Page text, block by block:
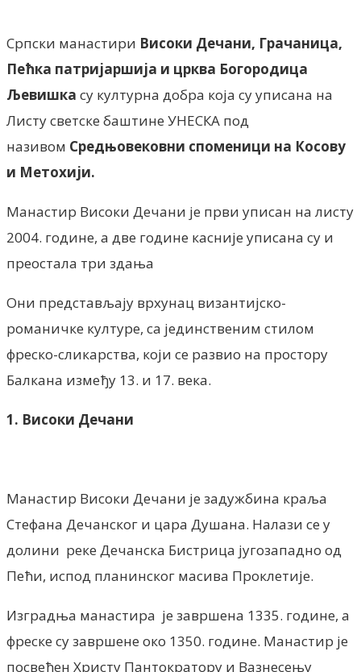
Српски манастири Високи Дечани, Грачаница,
Пећка патријаршија и црква Богородица
Љевишка су културна добра која су уписана на
Листу светске баштине УНЕСКА под
називом Средњовековни споменици на Косову
и Метохији.
Манастир Високи Дечани је први уписан на листу
2004. године, а две године касније уписана су и
преостала три здања
Они представљају врхунац византијско-
романичке културе, са јединственим стилом
фреско-сликарства, који се развио на простору
Балкана између 13. и 17. века.
1. Високи Дечани
Манастир Високи Дечани је задужбина краља
Стефана Дечанског и цара Душана. Налази се у
долини реке Дечанска Бистрица југозападно од
Пећи, испод планинског масива Проклетије.
Изградња манастира је завршена 1335. године, а
фреске су завршене око 1350. године. Манастир је
посвећен Христу Пантократору и Вазнесењу